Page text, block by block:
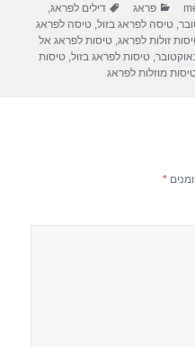
e
קטגוריות
פראג תגיות
דילים לפראג,
,טיסה לפראג בזול,טיסה לפראג
זולות לפראג,טיסות לפראג אל
,טיסות לפראג בזול,טיסות
מוזלות לפראג
*